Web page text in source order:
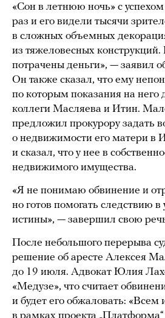
«Сон в летнюю ночь» с
раз и его видели тысячи
в сложных объемных
из тяжеловесных
потрачены деньги», — заявил
Он также сказал, что ему
по которым показания на него
коллеги Масляева и Итин.
предложил прокурору задать
о недвижимости его матери в
и сказал, что у нее в
недвижимого имущества.
«Я не понимаю обвинение и
но готов помогать следствию в
истины», — завершил свою
После небольшого перерыва
решение об аресте Алексея
до 19 июля. Адвокат Юлия
«Медузе», что считает
и будет его обжаловать: «Всем